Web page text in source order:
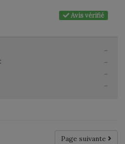
Avis vérifié
-
-
-
-
Page suivante